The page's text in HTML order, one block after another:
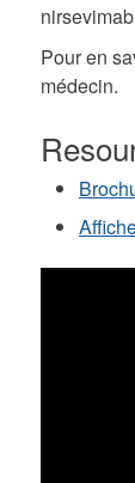
Pour en
médecin.